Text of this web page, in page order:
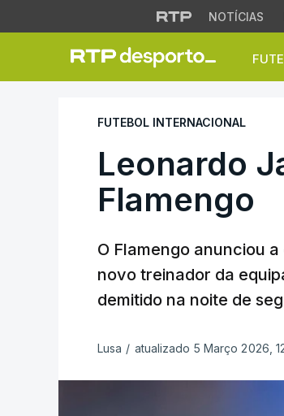
NOTÍCIAS
Leonardo
FUTEBOL INTERNACIONAL
Leonardo
Flamengo
O Flamengo anunciou
novo treinador da
demitido na noite de
Lusa / atualizado 5 Março 2026,